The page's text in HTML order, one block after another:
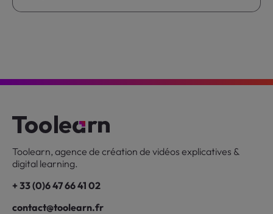
Toolearn, agence de création de vidéos explicatives &
digital learning.
+ 33 (0)6 47 66 41 02
contact@toolearn.fr